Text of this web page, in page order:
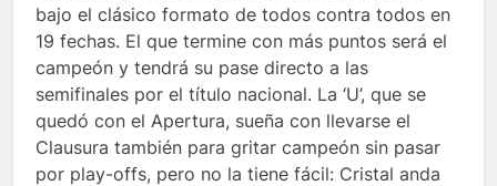
bajo el clásico formato de todos contra todos en
19 fechas. El que termine con más puntos será el
campeón y tendrá su pase directo a las
semifinales por el título nacional. La ‘U’, que se
quedó con el Apertura, sueña con llevarse el
Clausura también para gritar campeón sin pasar
por play-offs, pero no la tiene fácil: Cristal anda